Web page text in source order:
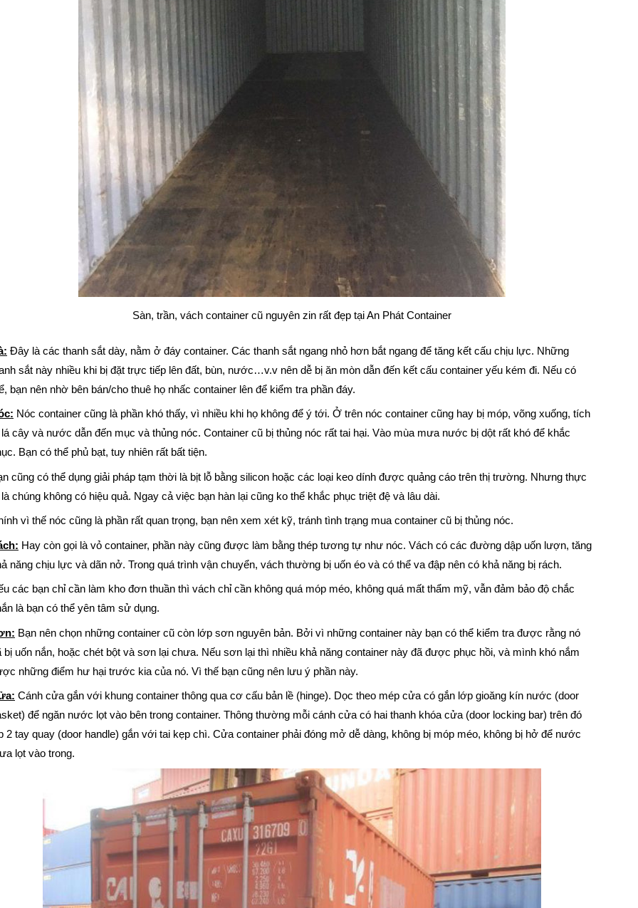
Sàn, trần, vách container cũ nguyên zin rất đẹp tại An Phát Container
Đây là các thanh sắt dày, nằm ở đáy container. Các thanh sắt ngang nhỏ hơn bắt ngang để tăng kết cấu chịu lực. Những
sắt này nhiều khi bị đặt trực tiếp lên đất, bùn, nước…v.v nên dễ bị ăn mòn dẫn đến kết cấu container yếu kém đi. Nếu có
bạn nên nhờ bên bán/cho thuê họ nhấc container lên để kiểm tra phần đáy.
Nóc container cũng là phần khó thấy, vì nhiều khi họ không để ý tới. Ở trên nóc container cũng hay bị móp, võng xuống, tích
cây và nước dẫn đến mục và thủng nóc. Container cũ bị thủng nóc rất tai hại. Vào mùa mưa nước bị dột rất khó để khắc
Bạn có thể phủ bạt, tuy nhiên rất bất tiện.
cũng có thể dụng giải pháp tạm thời là bịt lỗ bằng silicon hoặc các loại keo dính được quảng cáo trên thị trường. Nhưng thực
chúng không có hiệu quả. Ngay cả việc bạn hàn lại cũng ko thể khắc phục triệt đệ và lâu dài.
vì thế nóc cũng là phần rất quan trọng, bạn nên xem xét kỹ, tránh tình trạng mua container cũ bị thủng nóc.
Hay còn gọi là vỏ container, phần này cũng được làm bằng thép tương tự như nóc. Vách có các đường dập uốn lượn, tăng
năng chịu lực và dãn nở. Trong quá trình vận chuyển, vách thường bị uốn éo và có thể va đập nên có khả năng bị rách.
các bạn chỉ cần làm kho đơn thuần thì vách chỉ cần không quá móp méo, không quá mất thẩm mỹ, vẫn đảm bảo độ chắc
là bạn có thể yên tâm sử dụng.
Bạn nên chọn những container cũ còn lớp sơn nguyên bản. Bởi vì những container này bạn có thể kiểm tra được rằng nó
bị uốn nắn, hoặc chét bột và sơn lại chưa. Nếu sơn lại thì nhiều khả năng container này đã được phục hồi, và mình khó nắm
những điểm hư hại trước kia của nó. Vì thế bạn cũng nên lưu ý phần này.
Cánh cửa gắn với khung container thông qua cơ cấu bản lề (hinge). Dọc theo mép cửa có gắn lớp gioăng kín nước (door
để ngăn nước lọt vào bên trong container. Thông thường mỗi cánh cửa có hai thanh khóa cửa (door locking bar) trên đó
2 tay quay (door handle) gắn với tai kẹp chì. Cửa container phải đóng mở dễ dàng, không bị móp méo, không bị hở để nước
lọt vào trong.